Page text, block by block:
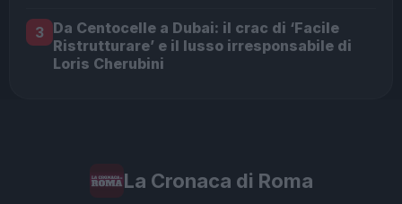
3 Da Centocelle a Dubai: il crac di ‘Facile
Ristrutturare’ e il lusso irresponsabile di
Loris Cherubini
La Cronaca di Roma